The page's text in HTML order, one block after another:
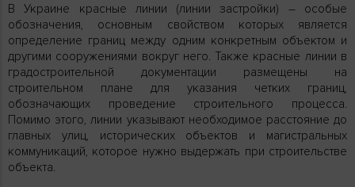
В Украине красные линии (линии застройки) – особые
обозначения, основным свойством которых является
определение границ между одним конкретным объектом и
другими сооружениями вокруг него. Также красные линии в
градостроительной документации размещены на
строительном плане для указания четких границ,
обозначающих проведение строительного процесса.
Помимо этого, линии указывают необходимое расстояние до
главных улиц, исторических объектов и магистральных
коммуникаций, которое нужно выдержать при строительстве
объекта.